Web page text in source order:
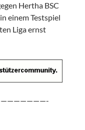
Hertha BSC
einem Testspiel
Liga ernst